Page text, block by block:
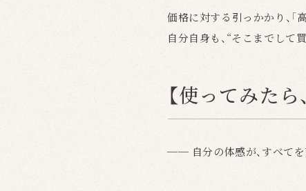
価格に対する引っかかり、「
自分自身も、“そこまでして
【使ってみたら
── 自分の体感が、すべて